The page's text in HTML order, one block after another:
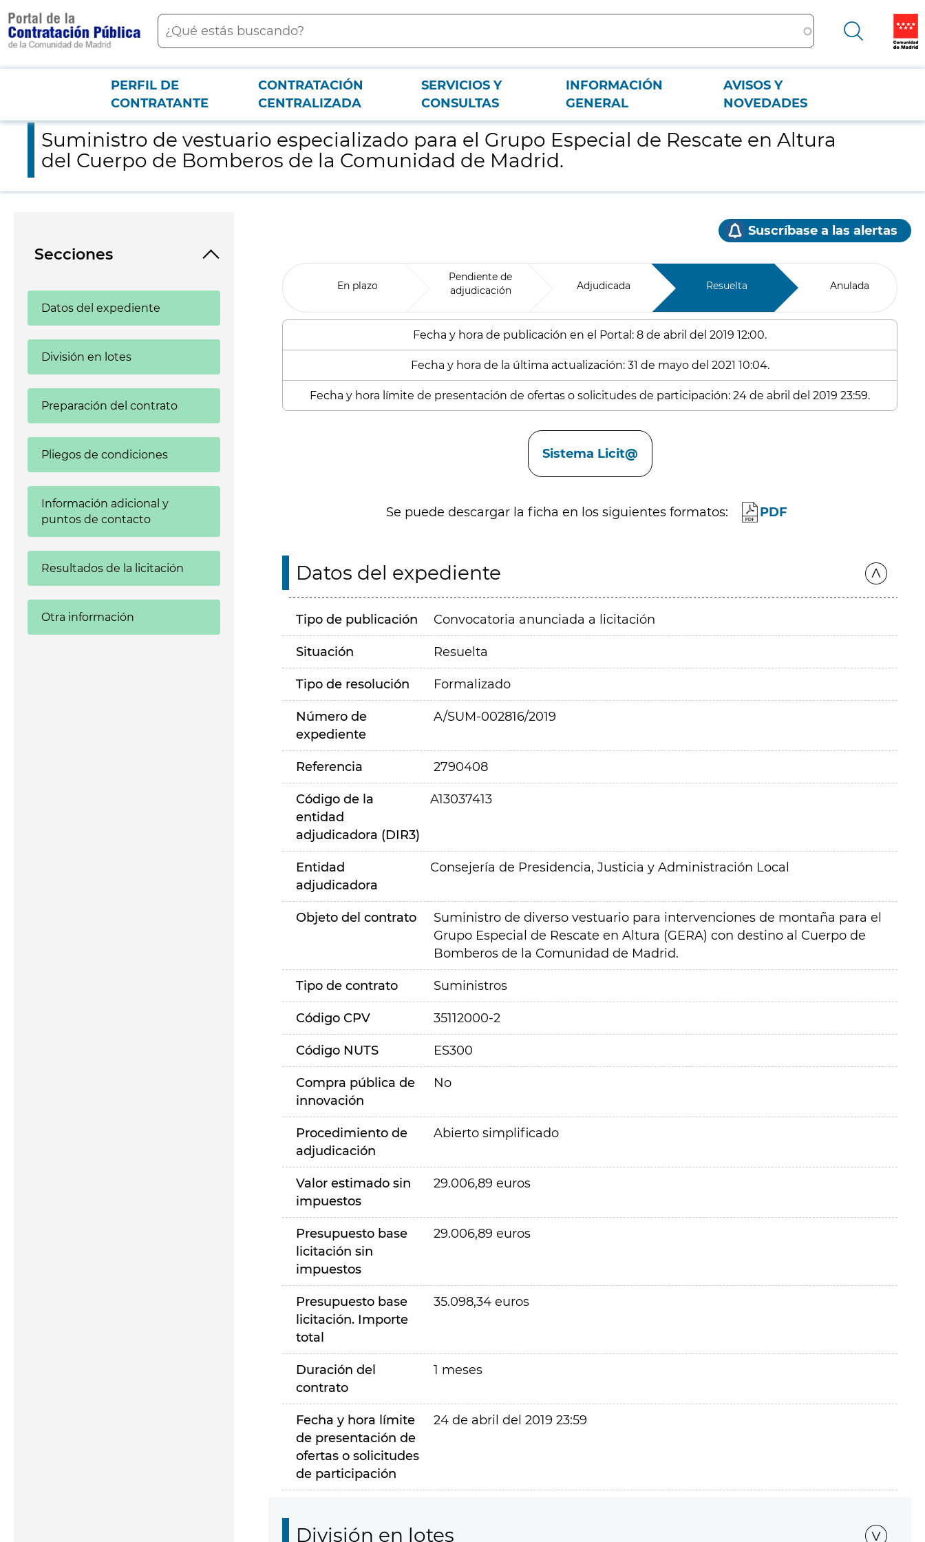
contenido
principal
Buscar
Menú PCON
PERFIL DE
CONTRATANTE
CONTRATACIÓN
CENTRALIZADA
SERVICIOS Y
CONSULTAS
INFORMACIÓN
GENERAL
AVISOS Y
NOVEDADES
Suministro de vestuario especializado para el Grupo Especial de Rescate en Altura del Cuerpo de Bomberos de la Comunidad de Madrid.
Suministro de vestuario especializado para el Grupo Especial de Rescate en Altura
del Cuerpo de Bomberos de la Comunidad de Madrid.
Secciones
Datos del expediente
División en lotes
Preparación del contrato
Pliegos de condiciones
Información adicional y
puntos de contacto
Resultados de la licitación
Otra información
Suscríbase a las alertas
En plazo
Pendiente de
adjudicación
Adjudicada Resuelta Anulada
Fecha y hora de publicación en el Portal: 8 de abril del 2019 12:00.
Fecha y hora de la última actualización: 31 de mayo del 2021 10:04.
Fecha y hora límite de presentación de ofertas o solicitudes de participación: 24 de abril del 2019 23:59.
Sistema Licit@
Se puede descargar la ficha en los siguientes formatos: PDF
Datos del expediente
Tipo de publicación Convocatoria anunciada a licitación
Situación Resuelta
Tipo de resolución Formalizado
Número de
expediente
A/SUM-002816/2019
Referencia 2790408
Código de la
entidad
adjudicadora (DIR3)
A13037413
Entidad
adjudicadora
Consejería de Presidencia, Justicia y Administración Local
Objeto del contrato
Suministro de diverso vestuario para intervenciones de montaña para el
Grupo Especial de Rescate en Altura (GERA) con destino al Cuerpo de
Bomberos de la Comunidad de Madrid.
Tipo de contrato Suministros
Código CPV 35112000-2
Código NUTS ES300
Compra pública de
innovación
No
Procedimiento de
adjudicación
Abierto simplificado
Valor estimado sin
impuestos
29.006,89 euros
Presupuesto base
licitación sin
impuestos
29.006,89 euros
Presupuesto base
licitación. Importe
total
35.098,34 euros
Duración del
contrato
1 meses
Fecha y hora límite
de presentación de
ofertas o solicitudes
de participación
24 de abril del 2019 23:59
División en lotes